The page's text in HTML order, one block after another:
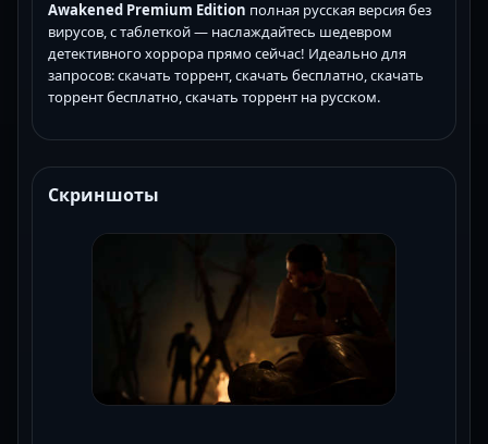
Awakened Premium Edition полная русская версия без
вирусов, с таблеткой — наслаждайтесь шедевром
детективного хоррора прямо сейчас! Идеально для
запросов: скачать торрент, скачать бесплатно, скачать
торрент бесплатно, скачать торрент на русском.
Скриншоты